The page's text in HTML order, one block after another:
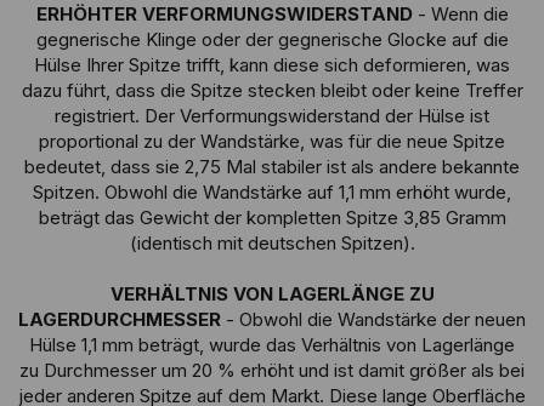
ERHÖHTER VERFORMUNGSWIDERSTAND- Wenn die
gegnerische Klinge oder der gegnerische Glocke auf die
Hülse Ihrer Spitze trifft, kann diese sich deformieren, was
dazu führt, dass die Spitze stecken bleibt oder keine Treffer
registriert. Der Verformungswiderstand der Hülse ist
proportional zu der Wandstärke, was für die neue Spitze
bedeutet, dass sie 2,75 Mal stabiler ist als andere bekannte
Spitzen. Obwohl die Wandstärke auf 1,1 mm erhöht wurde,
beträgt das Gewicht der kompletten Spitze 3,85 Gramm
(identisch mit deutschen Spitzen).
VERHÄLTNIS VON LAGERLÄNGE ZU
LAGERDURCHMESSER - Obwohl die Wandstärke der neuen
Hülse 1,1 mm beträgt, wurde das Verhältnis von Lagerlänge
zu Durchmesser um 20 % erhöht und ist damit größer als bei
jeder anderen Spitze auf dem Markt. Diese lange Oberfläche